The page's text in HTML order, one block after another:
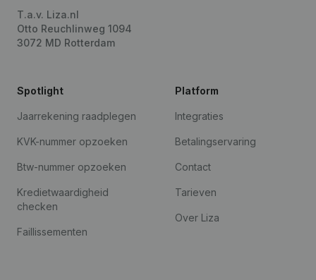
T.a.v. Liza.nl
Otto Reuchlinweg 1094
3072 MD Rotterdam
Spotlight
Jaarrekening raadplegen
KVK-nummer opzoeken
Btw-nummer opzoeken
Kredietwaardigheid
checken
Faillissementen
Platform
Integraties
Betalingservaring
Contact
Tarieven
Over Liza